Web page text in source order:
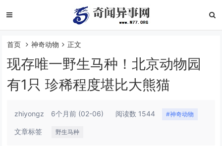
首页 神奇动物 正文
现存唯一野生马种！北京动物园
有1只 珍稀程度堪比大熊猫
zhiyongz 6个月前 (02-06) 阅读数 1544 #神奇动物
文章标签 野生马种